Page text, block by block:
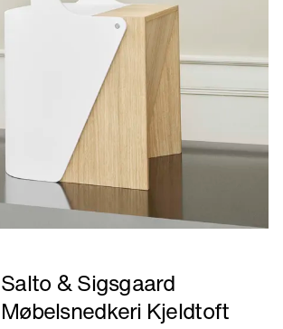
Salto & Sigsgaard
Møbelsnedkeri Kjeldtoft